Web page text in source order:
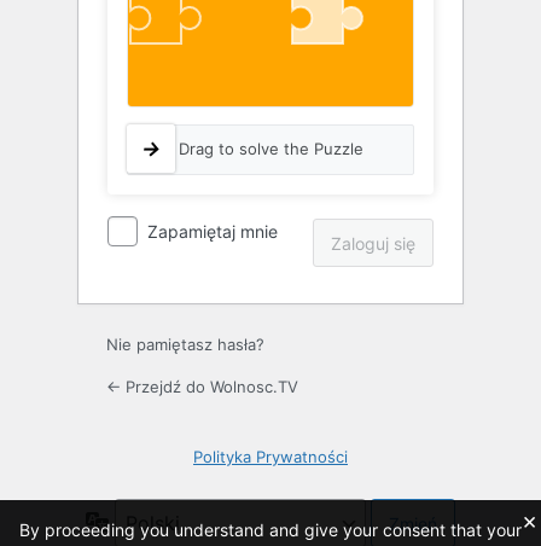
Drag to solve the Puzzle
Zapamiętaj mnie
Nie pamiętasz hasła?
← Przejdź do Wolnosc.TV
Polityka Prywatności
Język
By proceeding you understand and give your consent that your×